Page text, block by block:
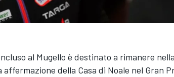
al Mugello è destinato a rimanere
della Casa di Noale nel Gran